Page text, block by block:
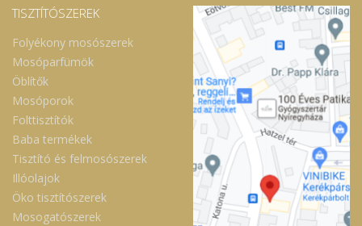
TISZTÍTÓSZEREK
Folyékony mosószerek
Mosóparfümök
Öblítők
Mosóporok
Folttisztítók
Baba termékek
Tisztító és felmosószerek
Illóolajok
Öko tisztítószerek
Mosogatószerek